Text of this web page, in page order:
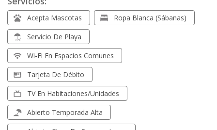
Acepta Mascotas Ropa Blanca (sábanas)
Servicio De Playa
Wi-Fi En Espacios Comunes
Tarjeta De Débito
TV En Habitaciones/unidades
Abierto Temporada Alta